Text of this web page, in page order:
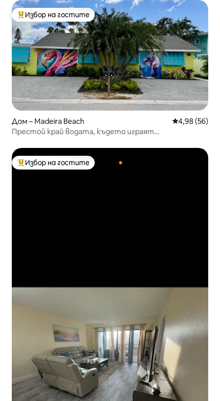
Най-популярен избор на гостите
Избор на гостите
Дом – Madeira Beach Средна
4,98 (56)
Престой край водата, където играят
Най-популярен избор на гостите
Избор на гостите